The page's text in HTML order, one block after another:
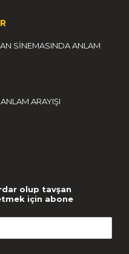
SİNEMASINDA ANLAM
ARAYIŞI
olup tavşan
için abone